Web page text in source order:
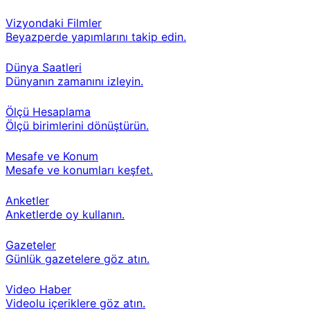
Vizyondaki Filmler
Beyazperde yapımlarını takip edin.
Dünya Saatleri
Dünyanın zamanını izleyin.
Ölçü Hesaplama
Ölçü birimlerini dönüştürün.
Mesafe ve Konum
Mesafe ve konumları keşfet.
Anketler
Anketlerde oy kullanın.
Gazeteler
Günlük gazetelere göz atın.
Video Haber
Videolu içeriklere göz atın.